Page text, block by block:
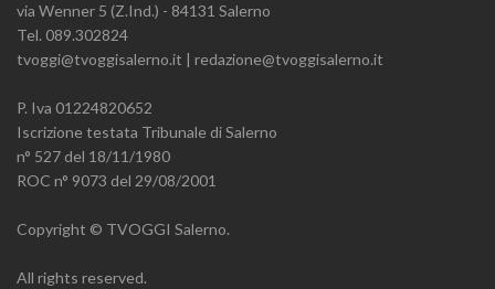
via Wenner 5 (Z.Ind.) - 84131 Salerno
Tel. 089.302824
tvoggi@tvoggisalerno.it | redazione@tvoggisalerno.it
P. Iva 01224820652
Iscrizione testata Tribunale di Salerno
n° 527 del 18/11/1980
ROC n° 9073 del 29/08/2001
Copyright © TVOGGI Salerno.
All rights reserved.